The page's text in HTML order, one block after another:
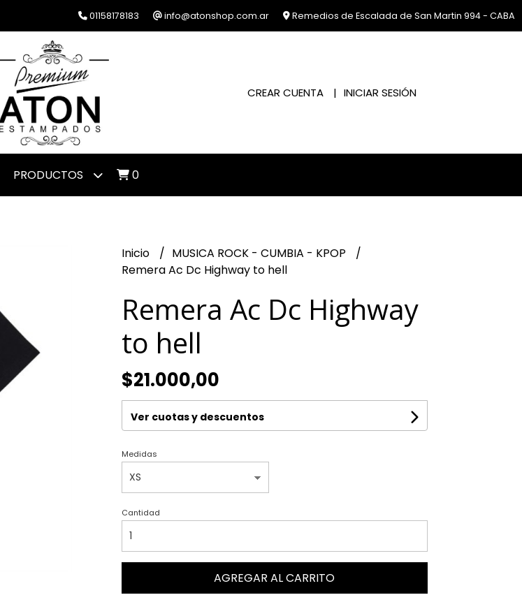
01158178183 info@atonshop.com.ar Remedios de Escalada de San Martin 994 - CABA
CREAR CUENTA INICIAR SESIÓN
PRODUCTOS 0
Inicio
MUSICA ROCK - CUMBIA - KPOP
Remera Ac Dc Highway to hell
Remera Ac Dc Highway
to hell
$21.000,00
Ver cuotas y descuentos
Medidas
Cantidad
AGREGAR AL CARRITO